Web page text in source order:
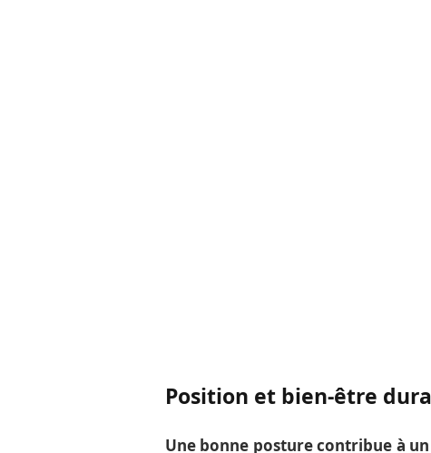
Position et bien-être
Une bonne posture contribue à